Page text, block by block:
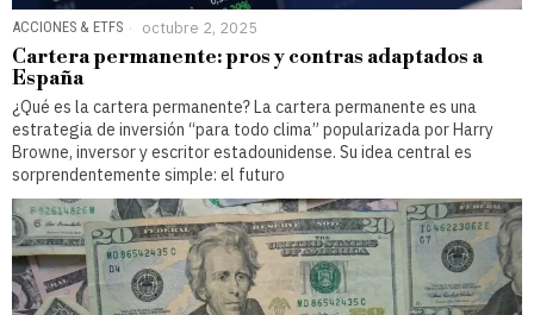
ACCIONES & ETFS octubre 2, 2025
Cartera permanente: pros y contras adaptados a
España
¿Qué es la cartera permanente? La cartera permanente es una
estrategia de inversión “para todo clima” popularizada por Harry
Browne, inversor y escritor estadounidense. Su idea central es
sorprendentemente simple: el futuro